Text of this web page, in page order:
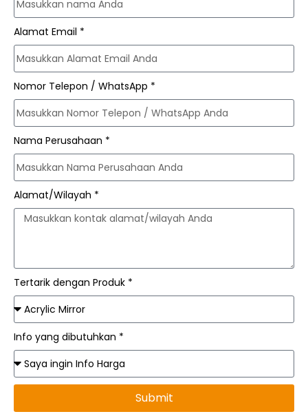
Alamat Email *
Nomor Telepon / WhatsApp *
Nama Perusahaan *
Alamat/Wilayah *
Tertarik dengan Produk *
Info yang dibutuhkan *
Submit